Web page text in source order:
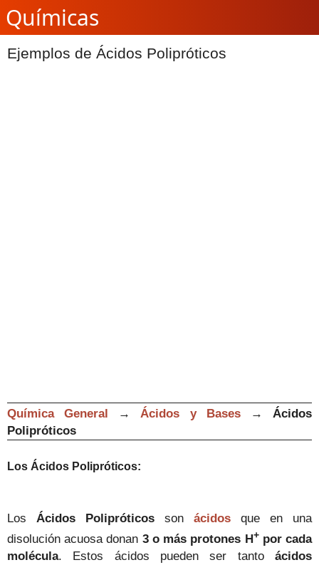
Químicas
Ejemplos de Ácidos Polipróticos
Química General → Ácidos y Bases→ Ácidos
Polipróticos
Los Ácidos Polipróticos:
Los Ácidos Polipróticos son ácidos que en una
disolución acuosa donan 3 o más protones H+ por cada
molécula. Estos ácidos pueden ser tanto ácidos